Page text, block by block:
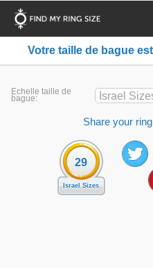
Votre taille de bague est
Echelle taille de
bague: Israel
Share your
29
Israel Sizes